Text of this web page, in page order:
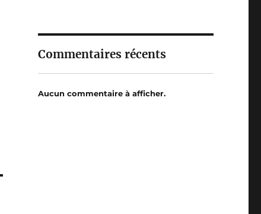
Commentaires récents
Aucun commentaire à afficher.